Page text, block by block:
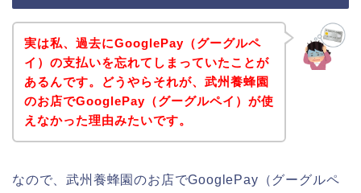
実は私、過去にGooglePay（グーグルペ
イ）の支払いを忘れてしまっていたことが
あるんです。どうやらそれが、武州養蜂園
のお店でGooglePay（グーグルペイ）が使
えなかった理由みたいです。
なので、武州養蜂園のお店でGooglePay（グーグルペ